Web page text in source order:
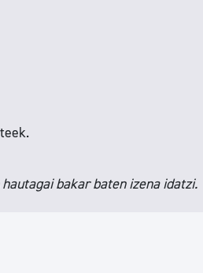
bakar baten izena idatzi.